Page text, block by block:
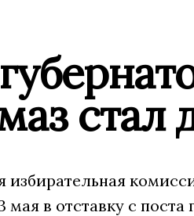
стал
избирательная
в отставку с поста